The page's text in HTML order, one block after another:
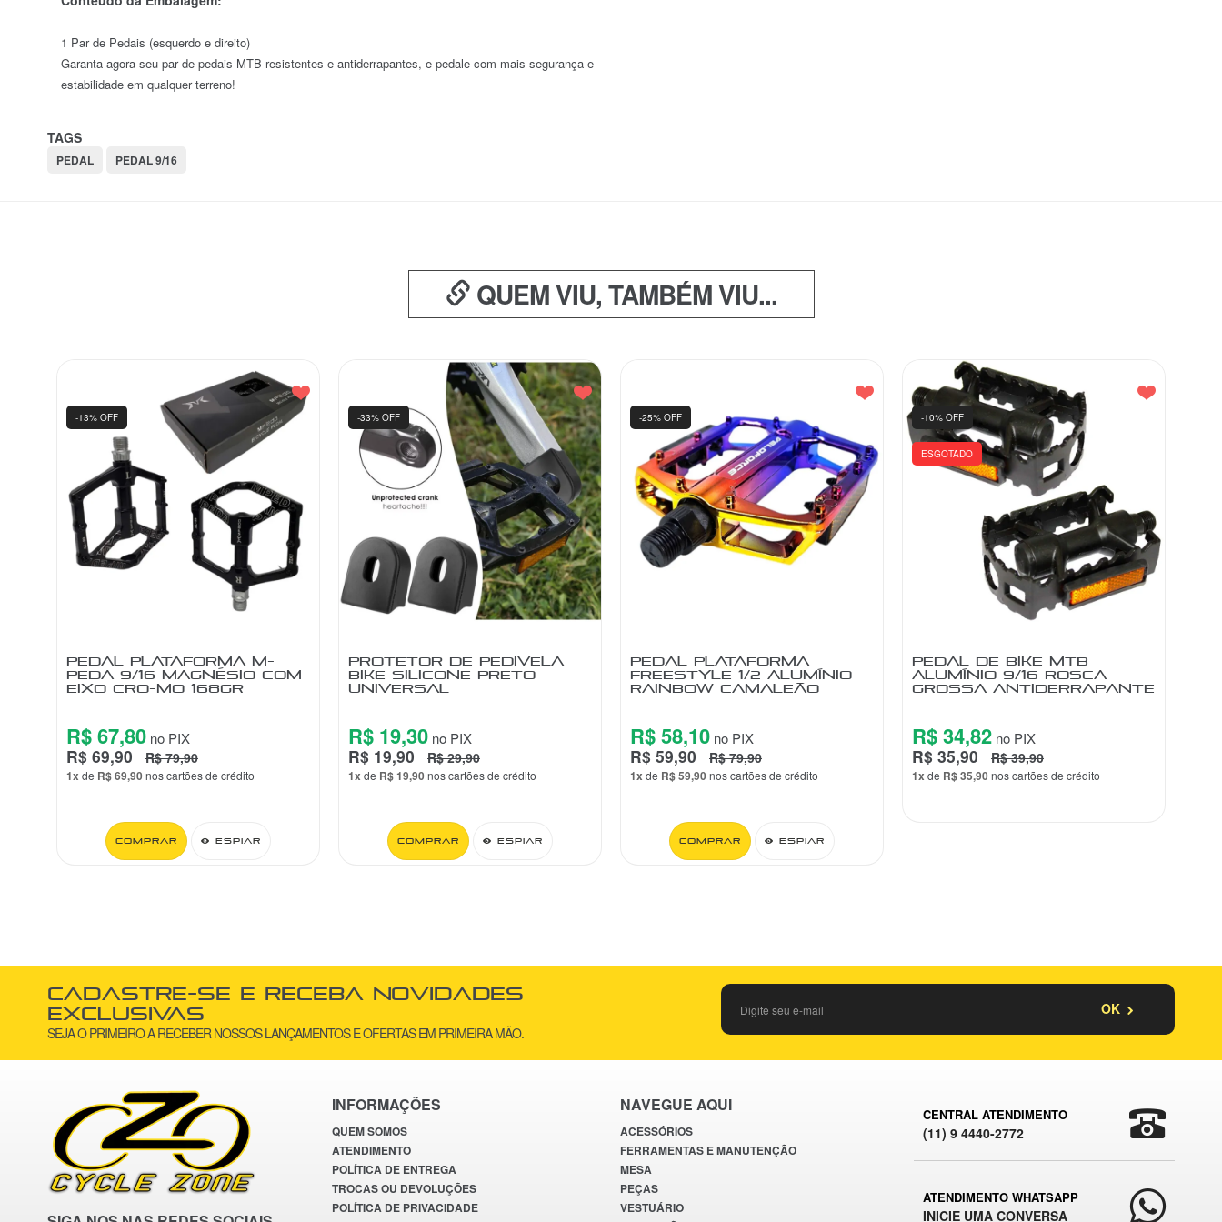
1 Par de Pedais (esquerdo e direito)
Garanta agora seu par de pedais MTB resistentes e antiderrapantes, e pedale com mais segurança e
estabilidade em qualquer terreno!
TAGS
PEDAL PEDAL 9/16
QUEM VIU, TAMBÉM VIU...
PEDAL PLATAFORMA
ALUMÍNIO 9/16 ROSCA
GROSSA MTB GTA
ESGOTADO
-10% OFF
R$ 34,82 no PIX
R$ 35,90 R$ 39,90
1x de R$ 35,90nos cartões de crédito
PEDAL PLATAFORMA M-
PEDA 9/16 MAGNÉSIO COM
EIXO CRO-MO 168GR
-13% OFF
R$ 67,80 no PIX
R$ 69,90 R$ 79,90
1x de R$ 69,90nos cartões de crédito
Comprar Espiar
PROTETOR DE PEDIVELA
BIKE SILICONE PRETO
UNIVERSAL
-33% OFF
R$ 19,30 no PIX
R$ 19,90 R$ 29,90
1x de R$ 19,90nos cartões de crédito
Comprar Espiar
PEDAL PLATAFORMA
FREESTYLE 1/2 ALUMÍNIO
RAINBOW CAMALEÃO
-25% OFF
R$ 58,10 no PIX
R$ 59,90 R$ 79,90
1x de R$ 59,90nos cartões de crédito
Cadastre-se e receba novidades
exclusivas
SEJA O PRIMEIRO A RECEBER NOSSOS LANÇAMENTOS E OFERTAS EM PRIMEIRA MÃO.
OK
INFORMAÇÕES
QUEM SOMOS
ATENDIMENTO
POLÍTICA DE ENTREGA
TROCAS OU DEVOLUÇÕES
POLÍTICA DE PRIVACIDADE
NAVEGUE AQUI
ACESSÓRIOS
FERRAMENTAS E MANUTENÇÃO
MESA
PEÇAS
VESTUÁRIO
CENTRAL ATENDIMENTO
(11) 9 4440-2772
ATENDIMENTO WHATSAPP
INICIE UMA CONVERSA